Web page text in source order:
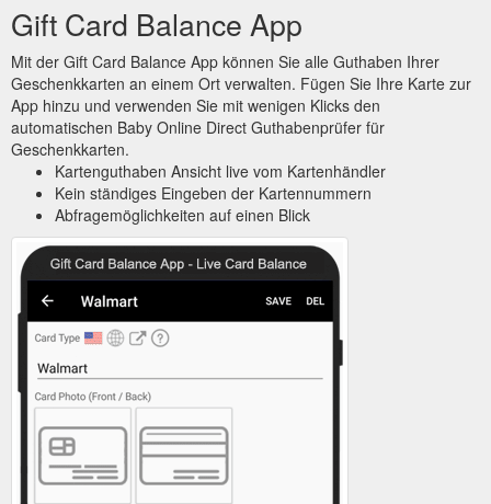
Gift Card Balance App
Mit der Gift Card Balance App können Sie alle Guthaben Ihrer
Geschenkkarten an einem Ort verwalten. Fügen Sie Ihre Karte zur
App hinzu und verwenden Sie mit wenigen Klicks den
automatischen Baby Online Direct Guthabenprüfer für
Geschenkkarten.
Kartenguthaben Ansicht live vom Kartenhändler
Kein ständiges Eingeben der Kartennummern
Abfragemöglichkeiten auf einen Blick